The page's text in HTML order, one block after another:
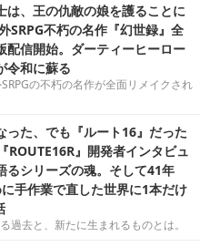
は、王の仇敵の娘を護ることに
SRPG不朽の名作『幻世録』全
配信開始。ダーティーヒーロー
令和に蘇る
の不朽の名作が全面リメイクされ
った、でも『ルート16』だった
』開発者インタビュ
るシリーズの魂。そして41年
手作業で直した世界に1本だけ
過去と、新たに生まれるものとは。